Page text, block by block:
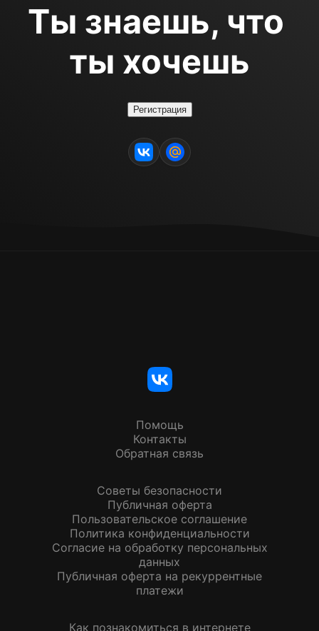
Ты знаешь, что
ты хочешь
Регистрация
Помощь
Контакты
Обратная связь
Советы безопасности
Публичная оферта
Пользовательское соглашение
Политика конфиденциальности
Согласие на обработку персональных
данных
Публичная оферта на рекуррентные
платежи
Как познакомиться в интернете